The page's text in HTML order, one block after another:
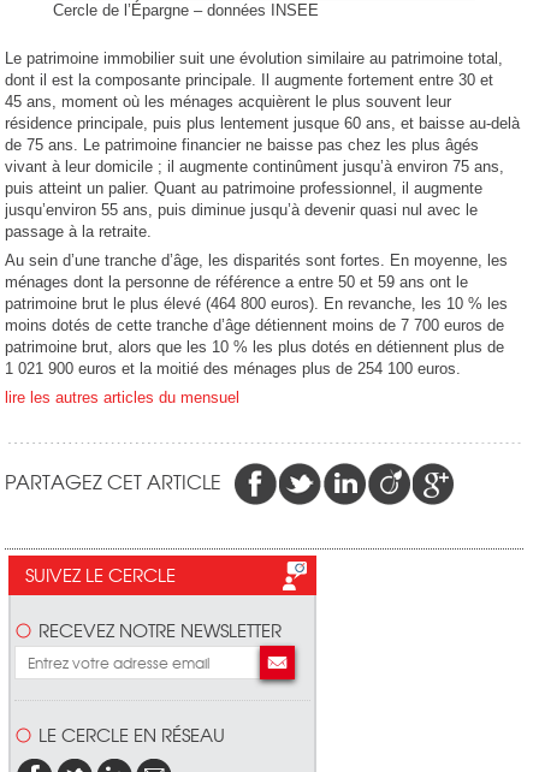
Cercle de l’Épargne – données INSEE
Le patrimoine immobilier suit une évolution similaire au patrimoine total,
dont il est la composante principale. Il augmente fortement entre 30 et
45 ans, moment où les ménages acquièrent le plus souvent leur
résidence principale, puis plus lentement jusque 60 ans, et baisse au-delà
de 75 ans. Le patrimoine financier ne baisse pas chez les plus âgés
vivant à leur domicile ; il augmente continûment jusqu’à environ 75 ans,
puis atteint un palier. Quant au patrimoine professionnel, il augmente
jusqu’environ 55 ans, puis diminue jusqu’à devenir quasi nul avec le
passage à la retraite.
Au sein d’une tranche d’âge, les disparités sont fortes. En moyenne, les
ménages dont la personne de référence a entre 50 et 59 ans ont le
patrimoine brut le plus élevé (464 800 euros). En revanche, les 10 % les
moins dotés de cette tranche d’âge détiennent moins de 7 700 euros de
patrimoine brut, alors que les 10 % les plus dotés en détiennent plus de
1 021 900 euros et la moitié des ménages plus de 254 100 euros.
lire les autres articles du mensuel
PARTAGEZ CET ARTICLE
SUIVEZ LE CERCLE
RECEVEZ NOTRE NEWSLETTER
LE CERCLE EN RÉSEAU